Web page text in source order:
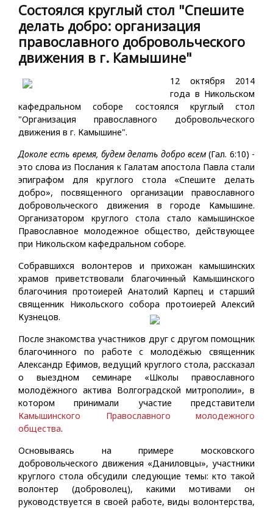
Состоялся круглый стол "Спешите
делать добро: организация
православного добровольческого
движения в г. Камышине"
12 октября 2014
года в Никольском
кафедральном соборе состоялся круглый стол
"Организация православного добровольческого
движения в г. Камышине".
Доколе есть время, будем делать добро всем(Гал. 6:10) -
это слова из Послания к Галатам апостола Павла стали
эпиграфом для круглого стола «Спешите делать
добро», посвященного организации православного
добровольческого движения в городе Камышине.
Организатором круглого стола стало камышинское
Православное молодежное общество, действующее
при Никольском кафедральном соборе.
Собравшихся волонтеров и прихожан камышинских
храмов приветствовали благочинный Камышинского
благочиния протоиерей Анатолий Карпец и старший
священник Никольского собора протоиерей Алексий
Кузнецов.
После знакомства участников друг с другом помощник
благочинного по работе с молодёжью священник
Александр Ефимов, ведущий круглого стола, рассказал
о выездном семинаре «Школы православного
молодёжного актива Волгоградской митрополии», в
котором принимали участие представители
Камышинского Православного молодежного
общества.
Основываясь на примере московского
добровольческого движения «Даниловцы», участники
круглого стола обсудили следующие темы: кто такой
волонтер (доброволец), какими мотивами он
руководствуется в своей работе, виды волонтерства,